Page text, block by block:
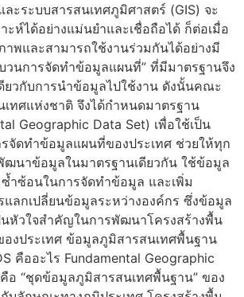
ละระบบสารสนเทศภูมิศาสตร์ (GIS) จะ
ะห์ได้อย่างแม่นยำและเชื่อถือได้ ก็ต่อเมื่อ
พและสามารถใช้งานร่วมกันได้อย่างมี
วนการจัดทำข้อมูลแผนที่” ที่มีมาตรฐานจึง
ยวกับการนำข้อมูลไปใช้งาน ดังนั้นคณะ
ทศแห่งชาติ จึงได้กำหนดมาตรฐาน
Geographic Data Set) เพื่อใช้เป็น
จัดทำข้อมูลแผนที่ของประเทศ ช่วยให้ทุก
ฒนาข้อมูลในมาตรฐานเดียวกัน ใช้ข้อมูล
ำซ้อนในการจัดทำข้อมูล และเพิ่ม
ลกเปลี่ยนข้อมูลระหว่างองค์กร ซึ่งข้อมูล
หัวใจสำคัญในการพัฒนาโครงสร้างพื้น
งประเทศ ข้อมูลภูมิสารสนเทศพื้นฐาน
คืออะไร Fundamental Geographic
อ “ชุดข้อมูลภูมิสารสนเทศพื้นฐาน” ของ